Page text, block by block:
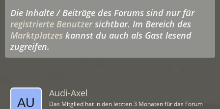
Die Inhalte / Beiträge des Forums sind nur für
registrierte Benutzersichtbar. Im Bereich des
Marktplatzes kannst du auch als Gast lesend
zugreifen.
Audi-Axel
Das Mitglied hat in den letzten 3 Monaten für das Forum